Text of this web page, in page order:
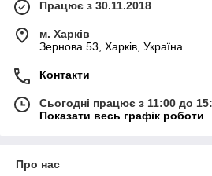
Працює з 30.11.2018
м. Харків
Зернова 53, Харків, Україна
Контакти
Сьогодні працює з 11:00 до
Показати весь графік роботи
Про нас